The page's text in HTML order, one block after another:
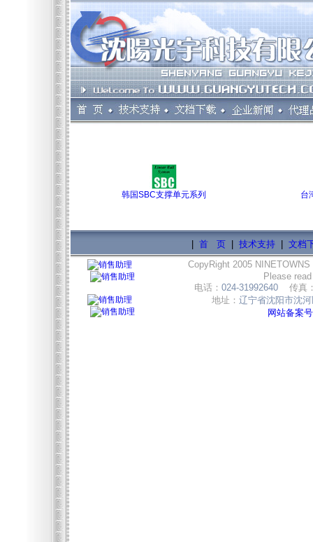
韩国SBC支撑单元系列 台
首 页| 技术支持| 文档
CopyRight 2005 NINETOWNS
Please
电话： 024-31992640 传真
地址： 辽宁省沈阳市沈
网站备案